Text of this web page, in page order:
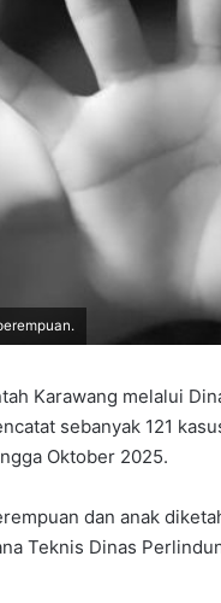
Karawang melalui
sebanyak 121
Oktober 2025.
dan anak
Teknis Dinas